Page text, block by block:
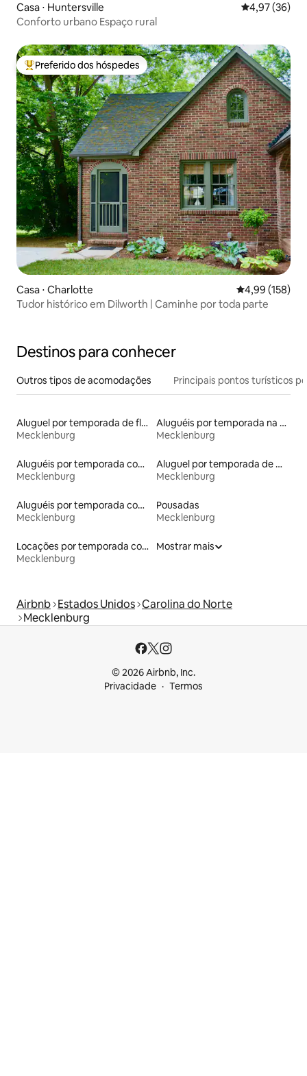
Casa ⋅ Huntersville 4,97 de uma
4,97 (36)
Conforto urbano Espaço rural
Entre os melhores preferidos dos hóspedes
Preferido dos hóspedes
Casa ⋅ Charlotte 4,99 de uma
4,99 (158)
Tudor histórico em Dilworth | Caminhe por toda parte
Destinos para conhecer
Outros tipos de acomodações Principais pontos turísticos
Aluguel por temporada de flats
Mecklenburg
Aluguéis por temporada na orla
Mecklenburg
Aluguéis por temporada com café da manhã
Mecklenburg
Aluguel por temporada de microcasas
Mecklenburg
Aluguéis por temporada com acesso ao lago
Mecklenburg
Pousadas
Mecklenburg
Locações por temporada com piscina
Mecklenburg
Mostrar mais
Airbnb Estados Unidos Carolina do Norte
Mecklenburg
© 2026 Airbnb, Inc.
Privacidade
Termos